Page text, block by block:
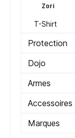
Zori
T-Shirt
Protection
Dojo
Armes
Accessoires
Marques